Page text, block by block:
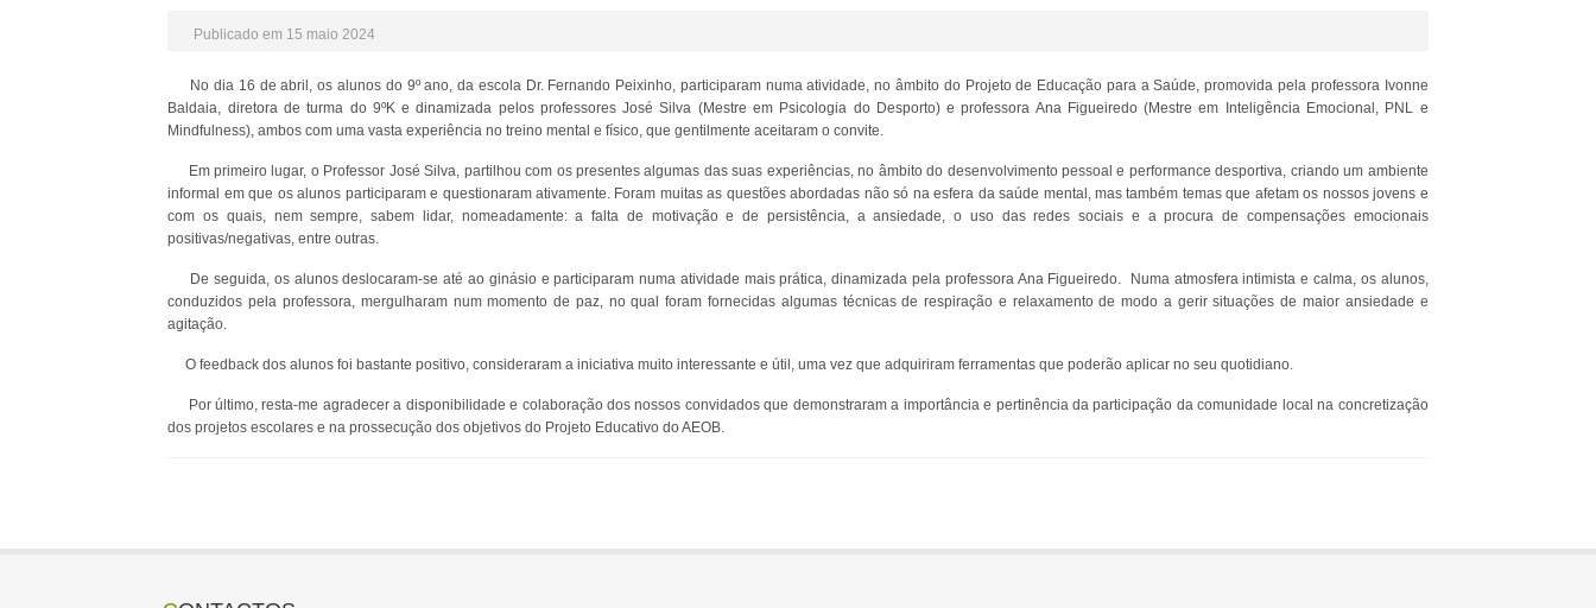
Publicado em 15 maio 2024
No dia 16 de abril, os alunos do 9º ano, da escola Dr. Fernando Peixinho, participaram numa atividade, no âmbito do Projeto de Educação para a Saúde, promovida pela professora Ivonne
Baldaia, diretora de turma do 9ºK e dinamizada pelos professores José Silva (Mestre em Psicologia do Desporto) e professora Ana Figueiredo (Mestre em Inteligência Emocional, PNL e
Mindfulness), ambos com uma vasta experiência no treino mental e físico, que gentilmente aceitaram o convite.
Em primeiro lugar, o Professor José Silva, partilhou com os presentes algumas das suas experiências, no âmbito do desenvolvimento pessoal e performance desportiva, criando um ambiente
informal em que os alunos participaram e questionaram ativamente. Foram muitas as questões abordadas não só na esfera da saúde mental, mas também temas que afetam os nossos jovens e
com os quais, nem sempre, sabem lidar, nomeadamente: a falta de motivação e de persistência, a ansiedade, o uso das redes sociais e a procura de compensações emocionais
positivas/negativas, entre outras.
De seguida, os alunos deslocaram-se até ao ginásio e participaram numa atividade mais prática, dinamizada pela professora Ana Figueiredo. Numa atmosfera intimista e calma, os alunos,
conduzidos pela professora, mergulharam num momento de paz, no qual foram fornecidas algumas técnicas de respiração e relaxamento de modo a gerir situações de maior ansiedade e
agitação.
O feedback dos alunos foi bastante positivo, consideraram a iniciativa muito interessante e útil, uma vez que adquiriram ferramentas que poderão aplicar no seu quotidiano.
Por último, resta-me agradecer a disponibilidade e colaboração dos nossos convidados que demonstraram a importância e pertinência da participação da comunidade local na concretização
dos projetos escolares e na prossecução dos objetivos do Projeto Educativo do AEOB.